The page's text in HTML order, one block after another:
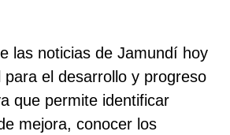
las noticias de Jamundí hoy
el desarrollo y progreso
que permite identificar
mejora, conocer los